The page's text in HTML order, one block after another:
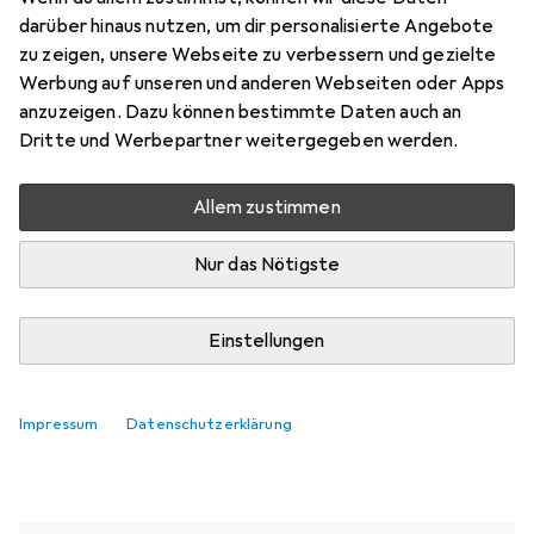
darüber hinaus nutzen, um dir personalisierte Angebote
zu zeigen, unsere Webseite zu verbessern und gezielte
Werbung auf unseren und anderen Webseiten oder Apps
anzuzeigen. Dazu können bestimmte Daten auch an
Dritte und Werbepartner weitergegeben werden.
Allem zustimmen
Nur das Nötigste
Einstellungen
Impressum Datenschutzerklärung
Aktuell nicht lieferbar
Benachrichtigen, wenn lieferbar
Vergleichen
i
Ähnliche Produkte mit besserer